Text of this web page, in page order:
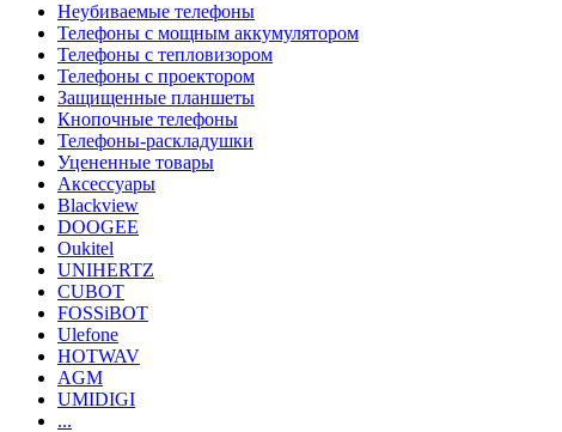
Неубиваемые телефоны
Телефоны с мощным аккумулятором
Телефоны с тепловизором
Телефоны с проектором
Защищенные планшеты
Кнопочные телефоны
Телефоны-раскладушки
Уцененные товары
Аксессуары
Blackview
DOOGEE
Oukitel
UNIHERTZ
CUBOT
FOSSiBOT
Ulefone
HOTWAV
AGM
UMIDIGI
...